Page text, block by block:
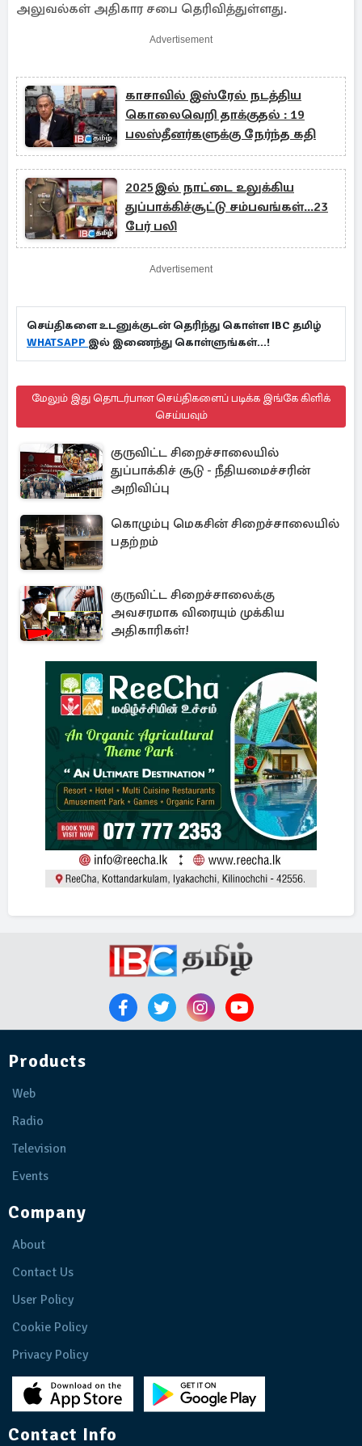
அலுவல்கள் அதிகார சபை தெரிவித்துள்ளது.
Advertisement
காசாவில் இஸ்ரேல் நடத்திய
கொலைவெறி தாக்குதல் : 19
பலஸ்தீனர்களுக்கு நேர்ந்த கதி
2025இல் நாட்டை உலுக்கிய
துப்பாக்கிச்சூட்டு சம்பவங்கள்...23
பேர் பலி
Advertisement
செய்திகளை உடனுக்குடன் தெரிந்து கொள்ள IBC தமிழ்
WHATSAPP இல் இணைந்து கொள்ளுங்கள்...!
மேலும் இது தொடர்பான செய்திகளைப் படிக்க இங்கே கிளிக்
செய்யவும்
குருவிட்ட சிறைச்சாலையில்
துப்பாக்கிச் சூடு - நீதியமைச்சரின்
அறிவிப்பு
கொழும்பு மெகசின் சிறைச்சாலையில்
பதற்றம்
குருவிட்ட சிறைச்சாலைக்கு
அவசரமாக விரையும் முக்கிய
அதிகாரிகள்!
Products
Web
Radio
Television
Events
Company
About
Contact Us
User Policy
Cookie Policy
Privacy Policy
Contact Info